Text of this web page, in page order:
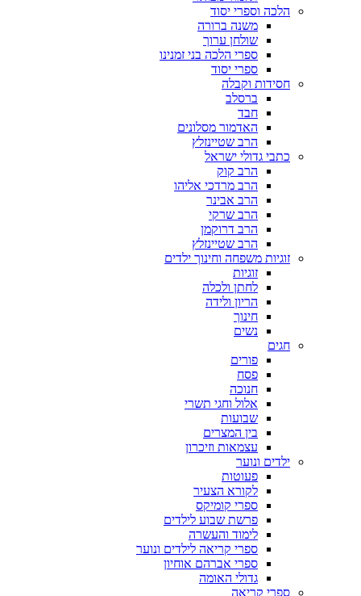
הלכה וספרי יסוד
משנה ברורה
שולחן ערוך
ספרי הלכה בני זמנינו
ספרי יסוד
חסידות וקבלה
ברסלב
חבד
האדמור מסלונים
הרב שטיינזלץ
כתבי גדולי ישראל
הרב קוק
הרב מרדכי אליהו
הרב אבינר
הרב שרקי
הרב דרוקמן
הרב שטיינזלץ
זוגיות משפחה וחינוך ילדים
זוגיות
לחתן ולכלה
הריון ולידה
חינוך
נשים
חגים
פורים
פסח
חנוכה
אלול וחגי תשרי
שבועות
בין המצרים
עצמאות וזיכרון
ילדים ונוער
פעוטות
לקורא הצעיר
ספרי קומיקס
פרשת שבוע לילדים
לימוד והעשרה
ספרי קריאה לילדים ונוער
ספרי אברהם אוחיון
גדולי האומה
ספרי קריאה